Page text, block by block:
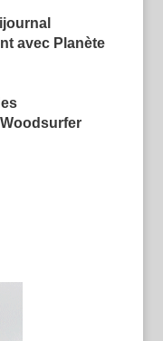
avec Planète